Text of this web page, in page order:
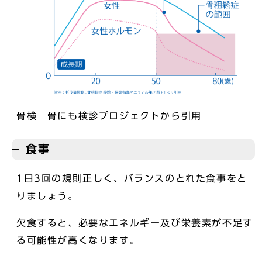
骨検 骨にも検診プロジェクトから引用
食事
1日3回の規則正しく、バランスのとれた食事をと
りましょう。
欠食すると、必要なエネルギー及び栄養素が不足す
る可能性が高くなります。